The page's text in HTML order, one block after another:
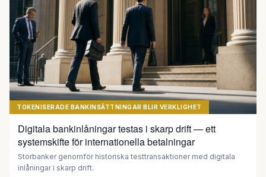
TOKENISERADE BANKINSÄTTNINGAR BLIR VERKLIGHET
Digitala bankinlåningar testas i skarp drift — ett
systemskifte för internationella betalningar
Storbanker genomför historiska testtransaktioner med digitala
inlåningar i skarp drift.